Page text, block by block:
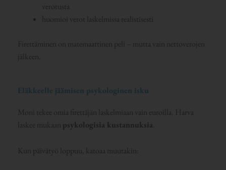
verotusta
huomioi verot laskelmissa realistisesti
Firettäminen on matemaattinen peli – mutta vain nettoverojen
jälkeen.
Eläkkeelle jäämisen psykologinen isku
Moni tekee omia firettäjän laskelmiaan vain euroilla. Harva
laskee mukaan psykologisia kustannuksia.
Kun päivätyö loppuu, katoaa muutakin: